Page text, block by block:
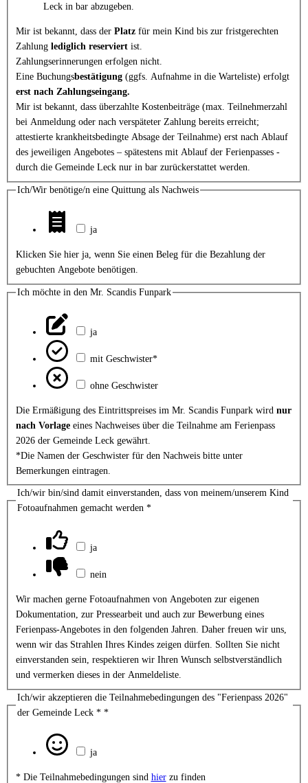
Leck in bar abzugeben.
Mir ist bekannt, dass der Platzfür mein Kind bis zur fristgerechten
Zahlung lediglich reserviert ist.
Zahlungserinnerungen erfolgen nicht.
Eine Buchungsbestätigung(ggfs. Aufnahme in die Warteliste) erfolgt
erst nach Zahlungseingang.
Mir ist bekannt, dass überzahlte Kostenbeiträge (max. Teilnehmerzahl
bei Anmeldung oder nach verspäteter Zahlung bereits erreicht;
attestierte krankheitsbedingte Absage der Teilnahme) erst nach Ablauf
des jeweiligen Angebotes – spätestens mit Ablauf der Ferienpasses -
durch die Gemeinde Leck nur in bar zurückerstattet werden.
Ich/Wir benötige/n eine Quittung als Nachweis
ja
Klicken Sie hier ja, wenn Sie einen Beleg für die Bezahlung der
gebuchten Angebote benötigen.
Ich möchte in den Mr. Scandis Funpark
ja
mit Geschwister*
ohne Geschwister
Die Ermäßigung des Eintrittspreises im Mr. Scandis Funpark wird nur
nach Vorlageeines Nachweises über die Teilnahme am Ferienpass
2026 der Gemeinde Leck gewährt.
*Die Namen der Geschwister für den Nachweis bitte unter
Bemerkungen eintragen.
Ich/wir bin/sind damit einverstanden, dass von meinem/unserem Kind
Fotoaufnahmen gemacht werden *
ja
nein
Wir machen gerne Fotoaufnahmen von Angeboten zur eigenen
Dokumentation, zur Pressearbeit und auch zur Bewerbung eines
Ferienpass-Angebotes in den folgenden Jahren. Daher freuen wir uns,
wenn wir das Strahlen Ihres Kindes zeigen dürfen. Sollten Sie nicht
einverstanden sein, respektieren wir Ihren Wunsch selbstverständlich
und vermerken dieses in der Anmeldeliste.
Ich/wir akzeptieren die Teilnahmebedingungen des "Ferienpass 2026"
der Gemeinde Leck * *
ja
* Die Teilnahmebedingungen sind hierzu finden